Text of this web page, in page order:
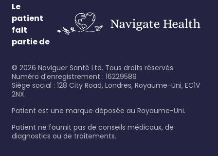
Le
patient
fait
partie de
© 2026 Naviguer Santé Ltd. Tous droits réservés.
Numéro d'enregistrement : 16229589
Siège social : 128 City Road, Londres, Royaume-Uni, EC1V
2NX.
Patient est une marque déposée au Royaume-Uni.
Patient ne fournit pas de conseils médicaux, de
diagnostics ou de traitements.